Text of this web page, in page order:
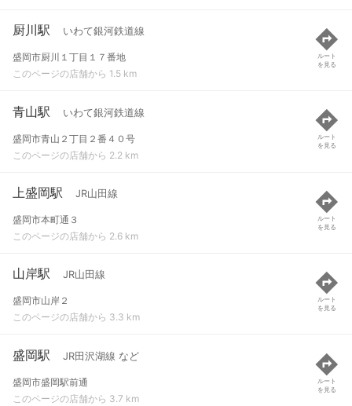
厨川駅 いわて銀河鉄道線
盛岡市厨川１丁目１７番地
このページの店舗から 1.5 km
ルート
を見る
青山駅 いわて銀河鉄道線
盛岡市青山２丁目２番４０号
このページの店舗から 2.2 km
ルート
を見る
上盛岡駅 JR山田線
盛岡市本町通３
このページの店舗から 2.6 km
ルート
を見る
山岸駅 JR山田線
盛岡市山岸２
このページの店舗から 3.3 km
ルート
を見る
盛岡駅 JR田沢湖線 など
盛岡市盛岡駅前通
このページの店舗から 3.7 km
ルート
を見る